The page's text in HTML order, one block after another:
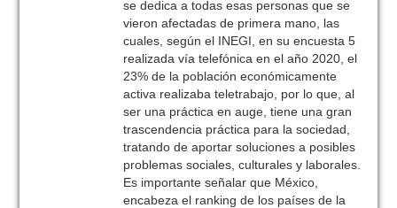
se dedica a todas esas personas que se
vieron afectadas de primera mano, las
cuales, según el INEGI, en su encuesta 5
realizada vía telefónica en el año 2020, el
23% de la población económicamente
activa realizaba teletrabajo, por lo que, al
ser una práctica en auge, tiene una gran
trascendencia práctica para la sociedad,
tratando de aportar soluciones a posibles
problemas sociales, culturales y laborales.
Es importante señalar que México,
encabeza el ranking de los países de la